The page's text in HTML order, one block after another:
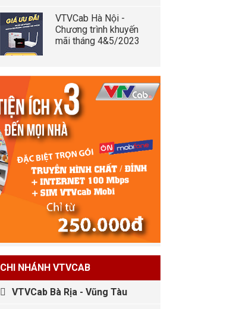
VTVCab Hà Nội -
Chương trình khuyến
mãi tháng 4&5/2023
CHI NHÁNH VTVCAB
VTVCab Bà Rịa - Vũng Tàu